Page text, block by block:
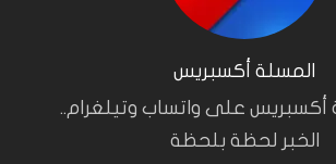
المسلة أكسبريس
أكسبريس على واتساب وتيلغرام..
الخبر لحظة بلحظة